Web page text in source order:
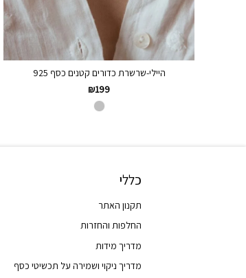
היילי-שרשרת כדורים קטנים כסף 925
₪199
כללי
תקנון האתר
החלפות והחזרות
מדריך מידות
מדריך ניקוי ושמירה על תכשיטי כסף